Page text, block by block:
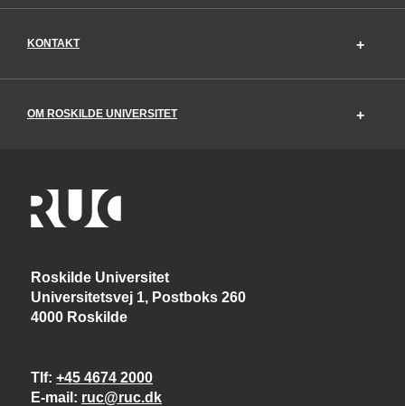
KONTAKT
OM ROSKILDE UNIVERSITET
Roskilde Universitet
Universitetsvej 1, Postboks 260
4000 Roskilde
Tlf +45 4674 2000
E-mail
ruc@ruc.dk